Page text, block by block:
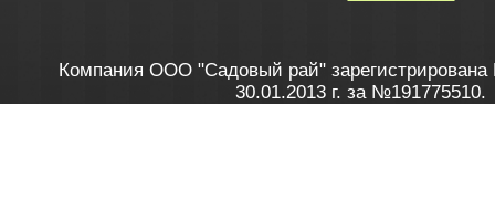
Компания ООО "Садовый рай" зарегистрирована
30.01.2013 г. за №191775510.